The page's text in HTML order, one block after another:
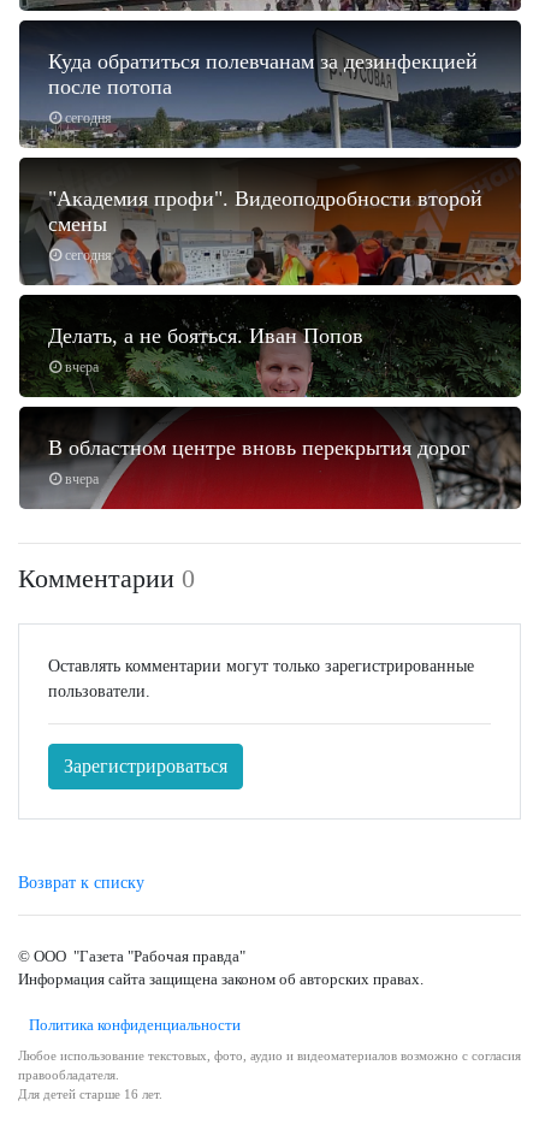
сегодня
Куда обратиться полевчанам за дезинфекцией
после потопа
сегодня
"Академия профи". Видеоподробности второй
смены
вчера
Делать, а не бояться. Иван Попов
вчера
В областном центре вновь перекрытия дорог
Комментарии 0
Оставлять комментарии могут только зарегистрированные
пользователи.
Зарегистрироваться
Возврат к списку
© ООО "Газета "Рабочая правда"
Информация сайта защищена законом об авторских правах.
Политика конфиденциальности
Любое использование текстовых, фото, аудио и видеоматериалов возможно с согласия
правообладателя.
Для детей старше 16 лет.